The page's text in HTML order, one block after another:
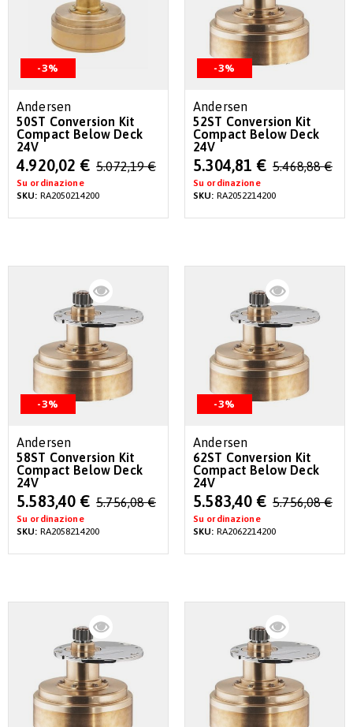
-3%
Andersen
50ST Conversion Kit
Compact Below Deck
24V
Special
Price
4.920,02 € 5.072,19 €
Su ordinazione
SKU: RA2050214200
-3%
Andersen
52ST Conversion Kit
Compact Below Deck
24V
Special
Price
5.304,81 € 5.468,88 €
Su ordinazione
SKU: RA2052214200
-3%
Andersen
58ST Conversion Kit
Compact Below Deck
24V
Special
Price
5.583,40 € 5.756,08 €
Su ordinazione
SKU: RA2058214200
-3%
Andersen
62ST Conversion Kit
Compact Below Deck
24V
Special
Price
5.583,40 € 5.756,08 €
Su ordinazione
SKU: RA2062214200